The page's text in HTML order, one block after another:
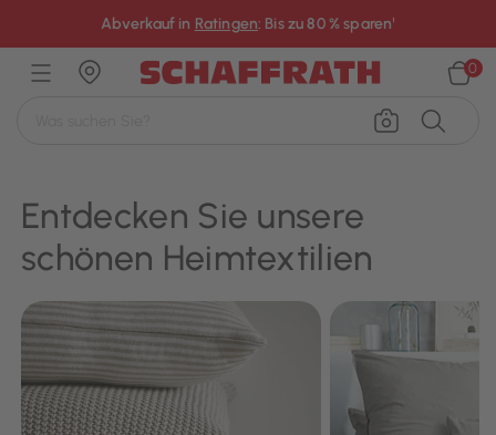
Abverkauf in Ratingen: Bis zu 80 % sparen¹
0
Entdecken Sie unsere
schönen Heimtextilien